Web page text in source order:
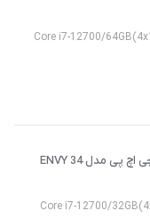
Core i7-12700/
کامپیوتر همه کاره 34 اینچی اچ پی مدل ENVY 34
Core i7-12700/